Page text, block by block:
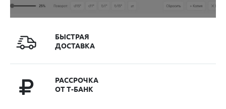
БЫСТРАЯ
ДОСТАВКА
РАССРОЧКА
ОТ Т-БАНК